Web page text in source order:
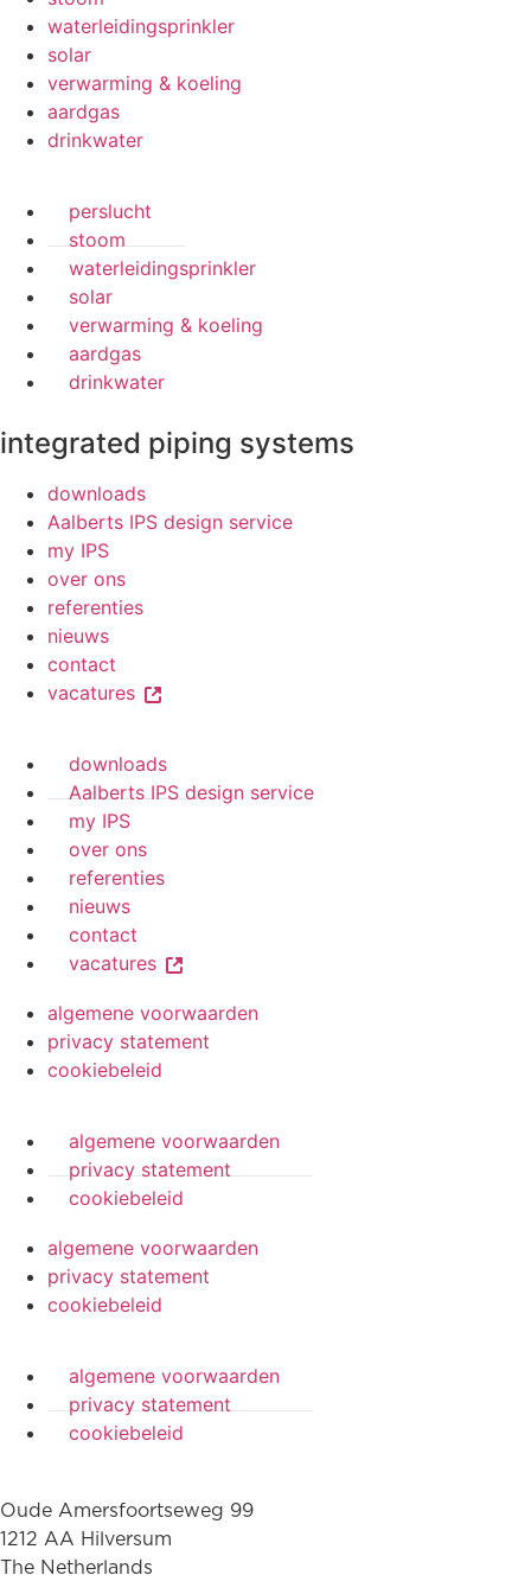
waterleidingsprinkler
solar
verwarming & koeling
aardgas
drinkwater
perslucht
stoom
waterleidingsprinkler
solar
verwarming & koeling
aardgas
drinkwater
integrated piping systems
downloads
Aalberts IPS design service
my IPS
over ons
referenties
nieuws
contact
vacatures
downloads
Aalberts IPS design service
my IPS
over ons
referenties
nieuws
contact
vacatures
algemene voorwaarden
privacy statement
cookiebeleid
algemene voorwaarden
privacy statement
cookiebeleid
algemene voorwaarden
privacy statement
cookiebeleid
algemene voorwaarden
privacy statement
cookiebeleid
Oude Amersfoortseweg 99
1212 AA Hilversum
The Netherlands